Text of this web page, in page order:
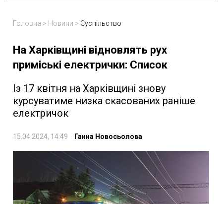
Головна > Новини > Суспільство
На Харківщині відновлять рух
приміські електрички: Список
Із 17 квітня на Харківщині знову
курсуватиме низка скасованих раніше
електричок
15.04.2024, 14:49 Ганна Новосьолова